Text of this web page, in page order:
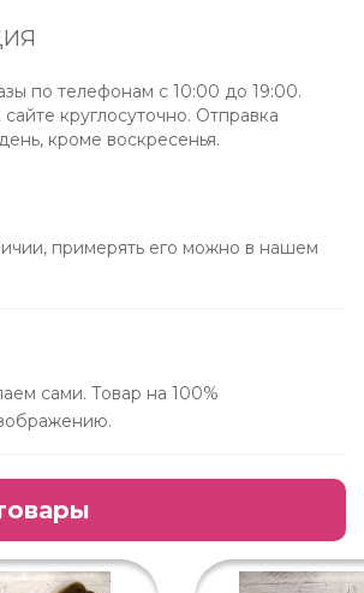
по телефонам с 10:00 до 19:00.
круглосуточно. Отправка
кроме воскресенья.
примерять его можно в нашем
сами. Товар на 100%